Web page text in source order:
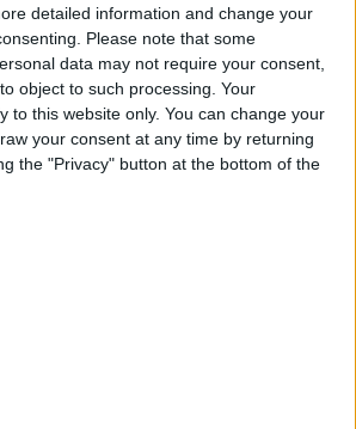
detailed information and change your
Please note that some
data may not require your consent,
object to such processing. Your
to this website only. You can change your
your consent at any time by returning
the "Privacy" button at the bottom of the
Italia per potenziare Cloud e AI